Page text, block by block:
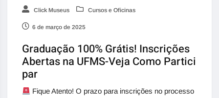
Click Museus Cursos e Oficinas
6 de março de 2025
Graduação 100% Grátis! Inscrições
Abertas na UFMS-Veja Como Partici
par
Fique Atento! O prazo para inscrições no processo